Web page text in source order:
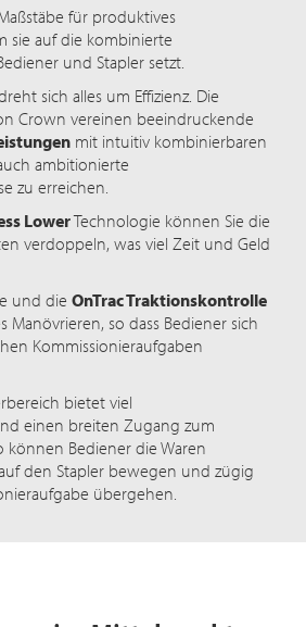
für produktives
sie auf die kombinierte
und Stapler setzt.
sich alles um Effizienz. Die
Crown vereinen beeindruckende
mit intuitiv kombinierbaren
ambitionierte
zu erreichen.
LowerTechnologie können Sie die
verdoppeln, was viel Zeit und Geld
und die OnTrac Traktionskontrolle
Manövrieren, so dass Bediener sich
Kommissionieraufgaben
bietet viel
einen breiten Zugang zum
können Bediener die Waren
den Stapler bewegen und zügig
übergehen.